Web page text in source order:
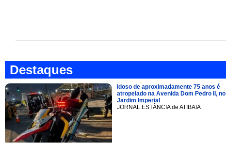
Destaques
Idoso de aproximadamente 75 anos é
atropelado na Avenida Dom Pedro II, no
Jardim Imperial
JORNAL ESTÂNCIA de ATIBAIA